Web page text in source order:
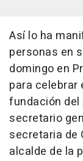
Así lo ha
personas en
domingo en
para celebrar
fundación del
secretario
secretaria de
alcalde de la